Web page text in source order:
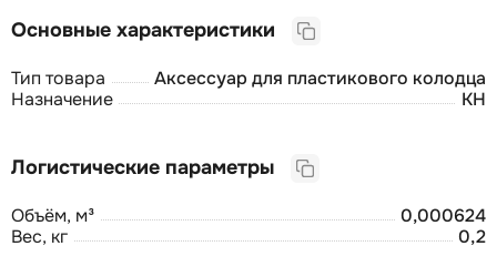
Основные характеристики
Тип товара
Аксессуар для пластикового колодца
Назначение
КН
Логистические параметры
Объём, м³
0,000624
Вес, кг
0,2